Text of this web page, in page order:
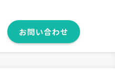
お問い合わせ